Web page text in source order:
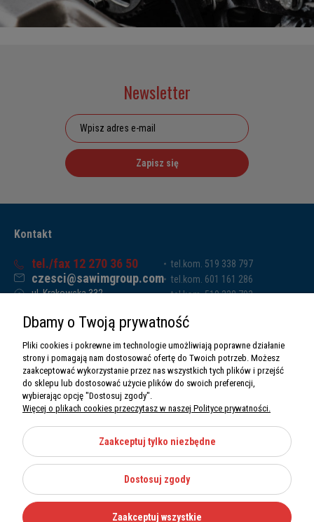
Newsletter
Zapisz się
Kontakt
tel./fax 12 270 36 50
czesci@sawimgroup.com
ul. Krakowska 332,
Sawim Group Mariusz Zdyb sp. k.
NIP: 5130284470
REGON: 5246591010
tel.kom. 519 338 797
tel.kom. 601 161 286
tel.kom. 519 338 793
O nas
Informacje
Moje konto
Kategorie
Dbamy o Twoją prywatność
Pliki cookies i pokrewne im technologie umożliwiają poprawne działanie
strony i pomagają nam dostosować ofertę do Twoich potrzeb. Możesz
zaakceptować wykorzystanie przez nas wszystkich tych plików i przejść
do sklepu lub dostosować użycie plików do swoich preferencji,
wybierając opcję "Dostosuj zgody".
Więcej o plikach cookies przeczytasz w naszej Polityce prywatności.
Zaakceptuj tylko niezbędne
Dostosuj zgody
Zaakceptuj wszystkie